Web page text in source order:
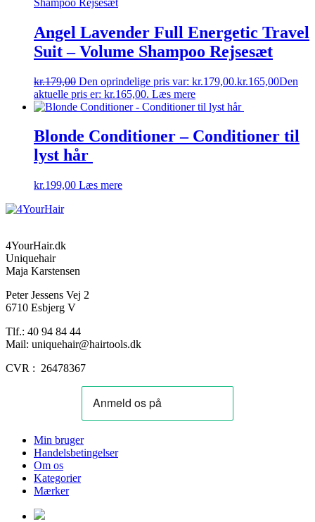
Angel Lavender Full Energetic Travel
Suit – Volume Shampoo Rejsesæt
kr.179,00 Den oprindelige pris var: kr.179,00.kr.165,00Den
aktuelle pris er: kr.165,00. Læs mere
Blonde Conditioner – Conditioner til
lyst hår
kr.199,00 Læs mere
4YourHair.dk
Uniquehair
Maja Karstensen
Peter Jessens Vej 2
6710 Esbjerg V
Tlf.: 40 94 84 44
Mail: uniquehair@hairtools.dk
CVR : 26478367
Min bruger
Handelsbetingelser
Om os
Kategorier
Mærker